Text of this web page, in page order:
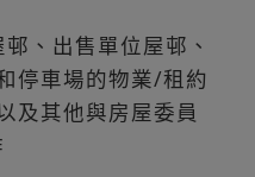
、出售單位屋邨、
停車場的物業/租約
及其他與房屋委員